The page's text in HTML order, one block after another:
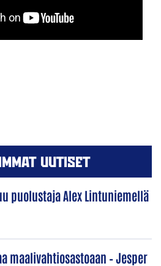
UUTISET
puolustaja Alex Lintuniemellä
maalivahtiosastoaan – Jesper